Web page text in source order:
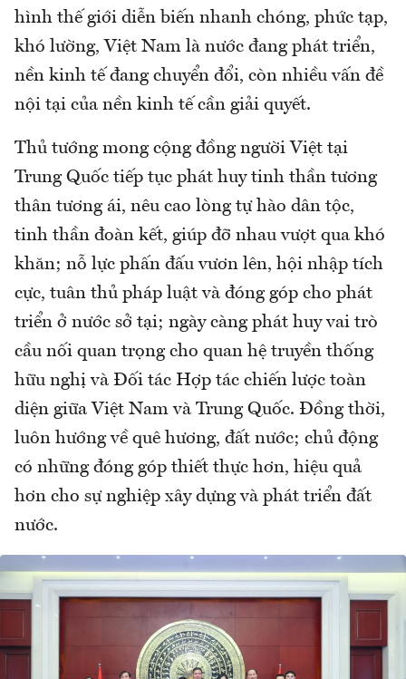
hình thế giới diễn biến nhanh chóng, phức tạp,
khó lường, Việt Nam là nước đang phát triển,
nền kinh tế đang chuyển đổi, còn nhiều vấn đề
nội tại của nền kinh tế cần giải quyết.
Thủ tướng mong cộng đồng người Việt tại
Trung Quốc tiếp tục phát huy tinh thần tương
thân tương ái, nêu cao lòng tự hào dân tộc,
tinh thần đoàn kết, giúp đỡ nhau vượt qua khó
khăn; nỗ lực phấn đấu vươn lên, hội nhập tích
cực, tuân thủ pháp luật và đóng góp cho phát
triển ở nước sở tại; ngày càng phát huy vai trò
cầu nối quan trọng cho quan hệ truyền thống
hữu nghị và Đối tác Hợp tác chiến lược toàn
diện giữa Việt Nam và Trung Quốc. Đồng thời,
luôn hướng về quê hương, đất nước; chủ động
có những đóng góp thiết thực hơn, hiệu quả
hơn cho sự nghiệp xây dựng và phát triển đất
nước.